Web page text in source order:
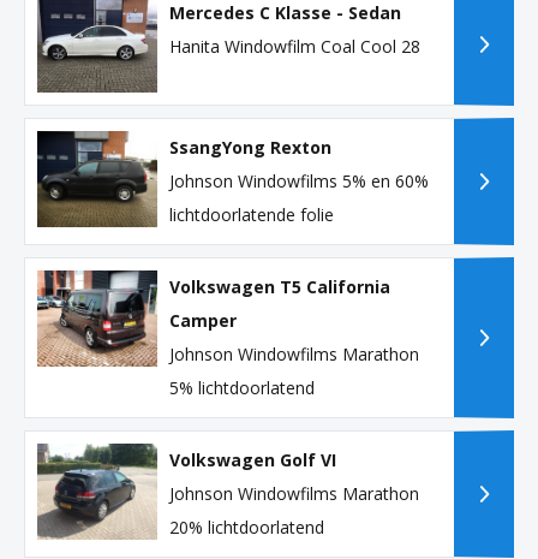
Mercedes C Klasse - Sedan
Hanita Windowfilm Coal Cool 28
SsangYong Rexton
Johnson Windowfilms 5% en 60%
lichtdoorlatende folie
Volkswagen T5 California
Camper
Johnson Windowfilms Marathon
5% lichtdoorlatend
Volkswagen Golf VI
Johnson Windowfilms Marathon
20% lichtdoorlatend